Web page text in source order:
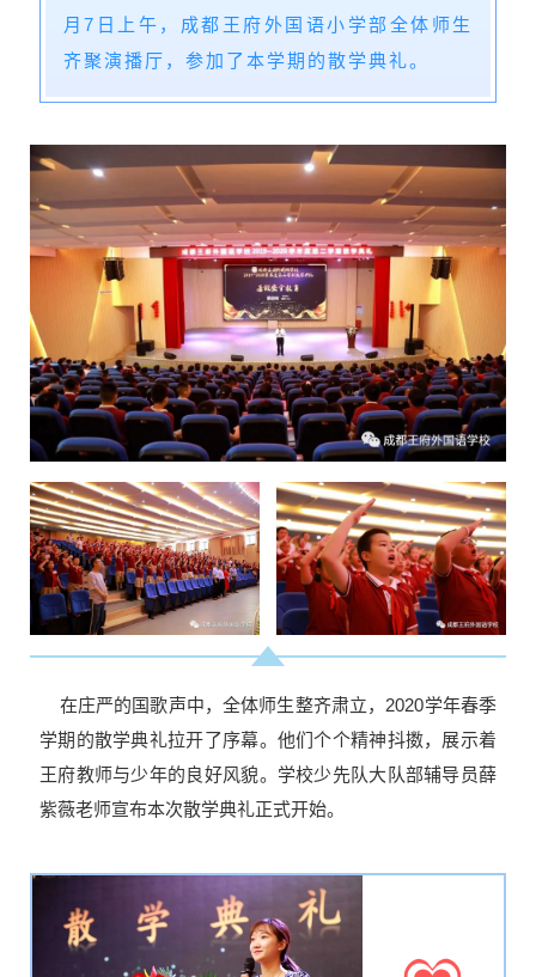
月7日上午，成都王府外国语小学部全体师生
齐聚演播厅，参加了本学期的散学典礼。
在庄严的国歌声中，全体师生整齐肃立，2020学年春季
学期的散学典礼拉开了序幕。他们个个精神抖擞，展示着
王府教师与少年的良好风貌。学校少先队大队部辅导员薛
紫薇老师宣布本次散学典礼正式开始。